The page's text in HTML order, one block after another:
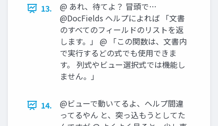
13.
@ あれ、待てよ？ 冒頭で…
@DocFields ヘルプによれば 「文書
のすべてのフィールドのリストを返
します。」 @ 「この関数は、文書内
で実行するどの式でも使用できま
す。 列式やビュー選択式では機能し
ません。」
14.
@ビューで動いてるよ、ヘルプ間違
ってるやん と、突っ込もうとしてた